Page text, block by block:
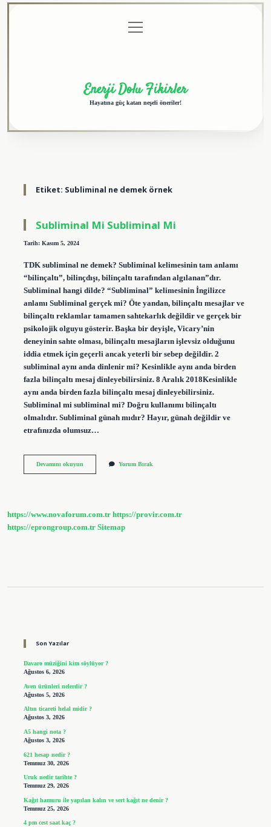
menüyü
aç
Enerji Dolu Fikirler
Hayatına güç katan neşeli öneriler!
Etiket: Subliminal ne demek örnek
Subliminal Mi Subliminal Mi
Tarih: Kasım 5, 2024
TDK subliminal ne demek? Subliminal kelimesinin tam anlamı
“bilinçaltı”, bilinçdışı, bilinçaltı tarafından algılanan”dır.
Subliminal hangi dilde? “Subliminal” kelimesinin İngilizce
anlamı Subliminal gerçek mi? Öte yandan, bilinçaltı mesajlar ve
bilinçaltı reklamlar tamamen sahtekarlık değildir ve gerçek bir
psikolojik olguyu gösterir. Başka bir deyişle, Vicary’nin
deneyinin sahte olması, bilinçaltı mesajların işlevsiz olduğunu
iddia etmek için geçerli ancak yeterli bir sebep değildir. 2
subliminal aynı anda dinlenir mi? Kesinlikle aynı anda birden
fazla bilinçaltı mesaj dinleyebilirsiniz. 8 Aralık 2018Kesinlikle
aynı anda birden fazla bilinçaltı mesaj dinleyebilirsiniz.
Subliminal mi subliminal mi? Doğru kullanımı bilinçaltı
olmalıdır. Subliminal günah mıdır? Hayır, günah değildir ve
etrafınızda olumsuz…
Devamını okuyunSubliminal
Yorum Bırak
https://www.novaforum.com.tr https://provir.com.tr
https://eprongroup.com.tr Sitemap
Son Yazılar
Davaro müziğini kim söylüyor ?
Ağustos 6, 2026
Aven ürünleri nelerdir ?
Ağustos 5, 2026
Altın ticareti helal midir ?
Ağustos 3, 2026
A5 hangi nota ?
Ağustos 3, 2026
621 hesap nedir ?
Temmuz 30, 2026
Uruk nedir tarihte ?
Temmuz 29, 2026
Kağıt hamuru ile yapılan kalın ve sert kağıt ne denir ?
Temmuz 25, 2026
4 pm cest saat kaç ?